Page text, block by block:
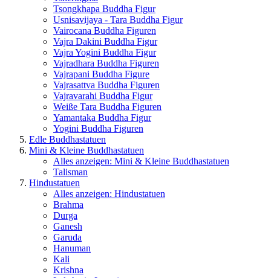
Tsongkhapa Buddha Figur
Usnisavijaya - Tara Buddha Figur
Vairocana Buddha Figuren
Vajra Dakini Buddha Figur
Vajra Yogini Buddha Figur
Vajradhara Buddha Figuren
Vajrapani Buddha Figure
Vajrasattva Buddha Figuren
Vajravarahi Buddha Figur
Weiße Tara Buddha Figuren
Yamantaka Buddha Figur
Yogini Buddha Figuren
Edle Buddhastatuen
Mini & Kleine Buddhastatuen
Alles anzeigen: Mini & Kleine Buddhastatuen
Talisman
Hindustatuen
Alles anzeigen: Hindustatuen
Brahma
Durga
Ganesh
Garuda
Hanuman
Kali
Krishna